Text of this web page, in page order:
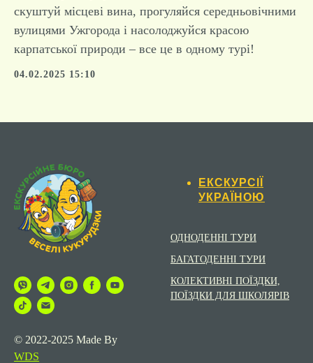
скуштуй місцеві вина, прогуляйся середньовічними
вулицями Ужгорода і насолоджуйся красою
карпатської природи – все це в одному турі!
04.02.2025 15:10
© 2022-2025 Made By
WDS
ЕКСКУРСІЇ
УКРАЇНОЮ
ОДНОДЕННІ ТУРИ
БАГАТОДЕННІ ТУРИ
КОЛЕКТИВНІ ПОЇЗДКИ,
ПОЇЗДКИ ДЛЯ ШКОЛЯРІВ